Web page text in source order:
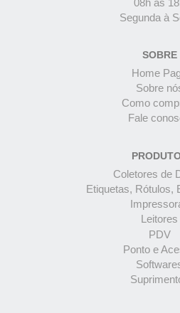
Segunda à
SOBRE
Home
Sobre
Como
Fale
Coletores de
Etiquetas, Rótulos,
Leitores
PDV
Ponto e